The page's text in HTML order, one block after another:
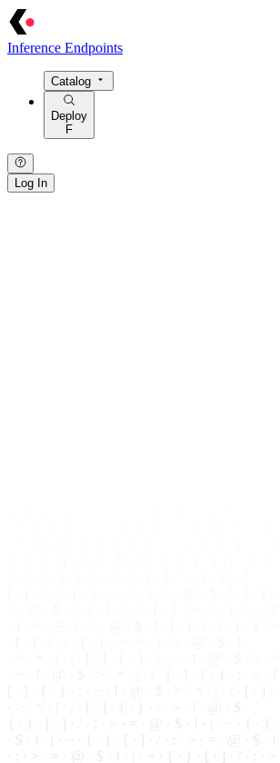
Inference Endpoints
Catalog
Deploy
F
Log In